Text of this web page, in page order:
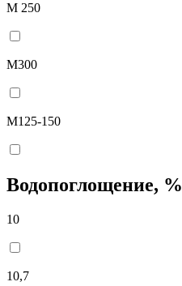
М 250
М300
М125-150
Водопоглощение, %
10
10,7